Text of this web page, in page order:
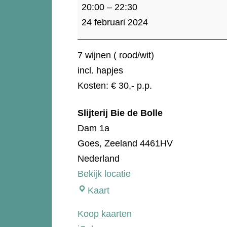
24
feb:
20:00 – 22:30
24 februari 2024
7 wijnen ( rood/wit)
incl. hapjes
Kosten: € 30,- p.p.
Slijterij Bie de Bolle
Dam 1a
Goes, Zeeland 4461HV
Nederland
Bekijk locatie
KaartSlijterij
de
Koop kaarten